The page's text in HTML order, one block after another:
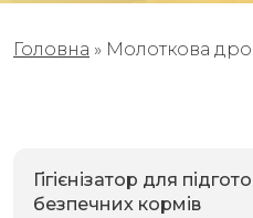
Головна » Молоткова
Гігієнізатор для
безпечних кормів